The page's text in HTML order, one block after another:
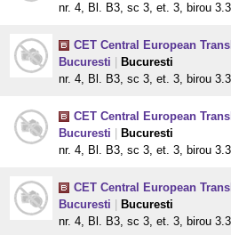
nr. 4, Bl. B3, sc 3, et. 3, birou
CET Central European
Bucuresti
Bucuresti
nr. 4, Bl. B3, sc 3, et. 3, birou
CET Central European
Bucuresti
Bucuresti
nr. 4, Bl. B3, sc 3, et. 3, birou
CET Central European
Bucuresti
Bucuresti
nr. 4, Bl. B3, sc 3, et. 3, birou